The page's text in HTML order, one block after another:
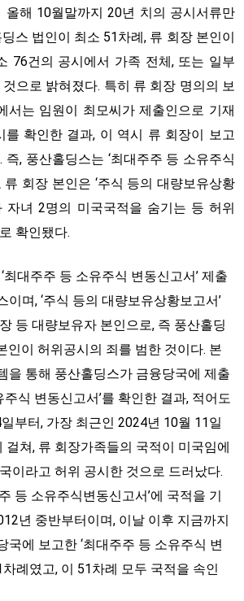
올해 10월말까지 20년 치의 공시서류만
스 법인이 최소 51차례, 류 회장 본인이
76건의 공시에서 가족 전체, 또는 일부
으로 밝혀졌다. 특히 류 회장 명의의 보
서는 임원이 최모씨가 제출인으로 기재
를 확인한 결과, 이 역시 류 회장이 보고
즉, 풍산홀딩스는 ‘최대주주 등 소유주식
류 회장 본인은 ‘주식 등의 대량보유상황
자녀 2명의 미국국적을 숨기는 등 허위
확인됐다.
최대주주 등 소유주식 변동신고서’ 제출
이며, ‘주식 등의 대량보유상황보고서’
등 대량보유자 본인으로, 즉 풍산홀딩
인이 허위공시의 죄를 범한 것이다. 본
을 통해 풍산홀딩스가 금융당국에 제출
주식 변동신고서’를 확인한 결과, 적어도
부터, 가장 최근인 2024년 10월 11일
걸쳐, 류 회장가족들의 국적이 미국임에
이라고 허위 공시한 것으로 드러났다.
등 소유주식변동신고서’에 국적을 기
년 중반부터이며, 이날 이후 지금까지
국에 보고한 ‘최대주주 등 소유주식 변
차례였고, 이 51차례 모두 국적을 속인